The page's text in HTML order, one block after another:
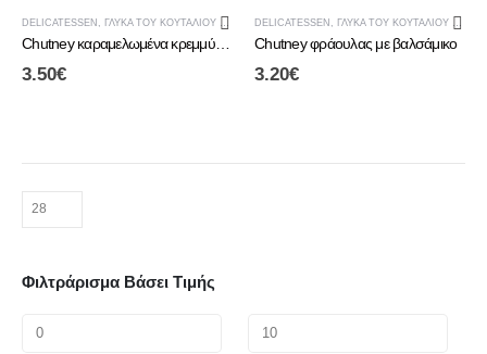
DELICATESSEN , ΓΛΥΚΆ ΤΟΥ ΚΟΥΤΑΛΙΟΎ & CHUTNEY ,ΤΟΠΙΚΆ ΠΡΟΪΌΝΤΑ ΑΛΜΩΠΊΑΣ
Chutney καραμελωμένα κρεμμύδια
3.50€
DELICATESSEN , ΓΛΥΚΆ ΤΟΥ ΚΟΥΤΑΛΙΟΎ & CHUTNEY
Chutney φράουλας με βαλσάμικο
3.20€
Φιλτράρισμα Βάσει Τιμής